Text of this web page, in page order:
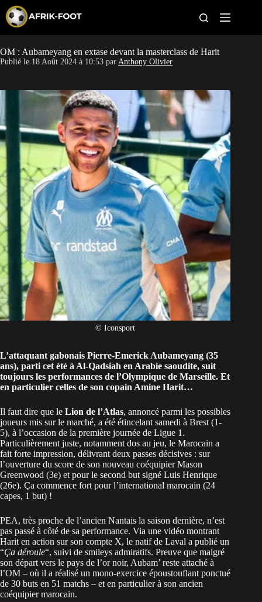
p
t
o
c
n
n
t
CAN féminine
Pays
Clubs
Classement
Paris sportifs
OM : Aubameyang en extase devant la masterclass de Harit
Publié le 18 Août 2024 à 10:53 par Anthony Olivier
© Iconsport
L’attaquant gabonais Pierre-Emerick Aubameyang (35
ans), parti cet été à Al-Qadsiah en Arabie saoudite, suit
toujours les performances de l’Olympique de Marseille. Et
en particulier celles de son copain Amine Harit…
Il faut dire que le Lion de l’Atlas, annoncé parmi les possibles
joueurs mis sur le marché, a été étincelant samedi à Brest (1-
5), à l’occasion de la première journée de Ligue 1.
Particulièrement juste, notamment dos au jeu, le Marocain a
fait forte impression, délivrant deux passes décisives : sur
l’ouverture du score de son nouveau coéquipier Mason
Greenwood (3e) et pour le second but signé Luis Henrique
(26e). Ça commence fort pour l’international marocain (24
capes, 1 but) !
PEA, très proche de l’ancien Nantais la saison dernière, n’est
pas passé à côté de sa performance. Via une vidéo montrant
Harit en action sur son compte X, le natif de Laval a publié un
“Ça déroule“, suivi de smileys admiratifs. Preuve que malgré
son départ vers le pays de l’or noir, Aubam’ reste attaché à
l’OM – où il a réalisé un mono-exercice époustouflant ponctué
de 30 buts en 51 matchs – et en particulier à son ancien
coéquipier marocain.